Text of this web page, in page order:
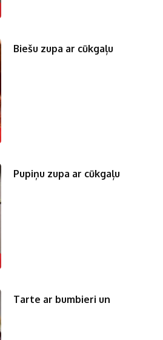
Biešu zupa ar cūkgaļu
Pupiņu zupa ar cūkgaļu
Tarte ar bumbieri un